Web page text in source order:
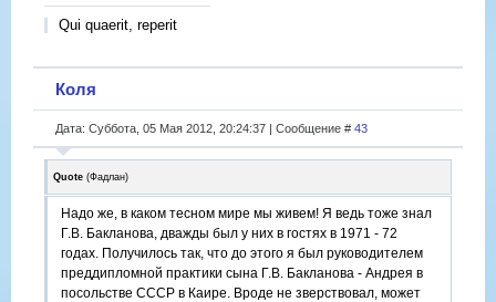
Qui quaerit, reperit
Коля
Дата: Суббота, 05 Мая 2012, 20:24:37 | Сообщение # 43
Quote (Фадлан)
Надо же, в каком тесном мире мы живем! Я ведь тоже знал
Г.В. Бакланова, дважды был у них в гостях в 1971 - 72
годах. Получилось так, что до этого я был руководителем
преддипломной практики сына Г.В. Бакланова - Андрея в
посольстве СССР в Каире. Вроде не зверствовал, может